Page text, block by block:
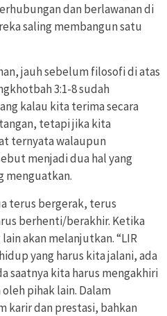
dan berlawanan di
saling membangun satu
jauh sebelum filosofi di atas
3:1-8 sudah
kalau kita terima secara
tetapi jika kita
ternyata walaupun
menjadi dua hal yang
menguatkan.
terus bergerak, terus
berhenti/berakhir. Ketika
akan melanjutkan. “LIR
yang harus kita jalani, ada
saatnya kita harus mengakhiri
pihak lain. Dalam
karir dan prestasi, bahkan